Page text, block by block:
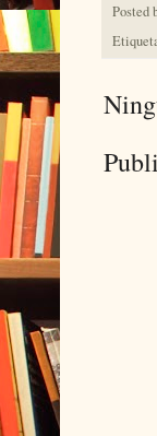
Posted